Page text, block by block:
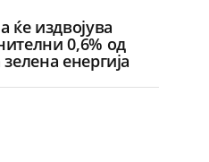
ќе издвојува
0,6% од
енергија